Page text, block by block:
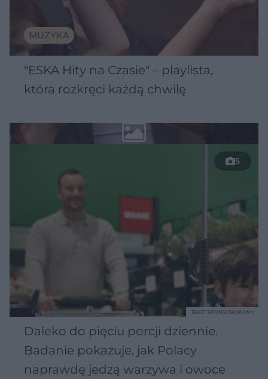
MUZYKA
"ESKA Hity na Czasie" – playlista,
która rozkręci każdą chwilę
5
Daleko do pięciu porcji dziennie.
Badanie pokazuje, jak Polacy
naprawdę jedzą warzywa i owoce
TEKST SPONSOROWANY